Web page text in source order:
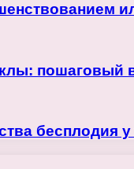
пошаговый
бесплодия